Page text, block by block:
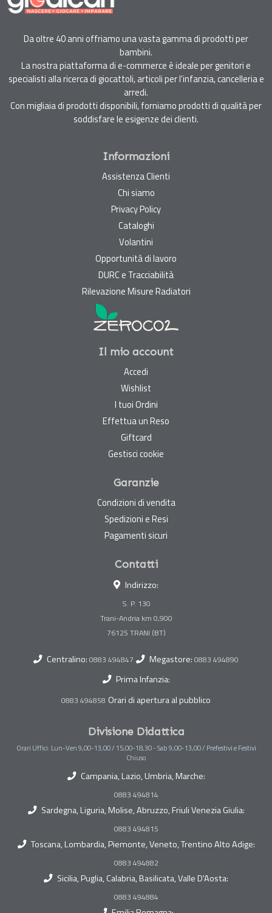
Da oltre 40 anni offriamo una vasta gamma di prodotti per
bambini.
La nostra piattaforma di e-commerce è ideale per genitori e
specialisti alla ricerca di giocattoli, articoli per l'infanzia, cancelleria e
arredi.
Con migliaia di prodotti disponibili, forniamo prodotti di qualità per
soddisfare le esigenze dei clienti.
Informazioni
Assistenza Clienti
Chi siamo
Privacy Policy
Cataloghi
Volantini
Opportunità di lavoro
DURC e Tracciabilità
Rilevazione Misure Radiatori
Il mio account
Accedi
Wishlist
I tuoi Ordini
Effettua un Reso
Giftcard
Gestisci cookie
Garanzie
Condizioni di vendita
Spedizioni e Resi
Pagamenti sicuri
Contatti
Indirizzo:
S. P. 130
Trani-Andria km 0,900
Centralino: 0883 494847 Megastore: 0883 494890
Prima Infanzia:
0883 494858 Orari di apertura al pubblico
Divisione Didattica
Orari Uffici: Lun-Ven 9,00-13,00 / 15,00-18,30 - Sab 9,00-13,00 / Prefestivi e Festivi
Chiuso
Campania, Lazio, Umbria, Marche:
0883 494814
Sardegna, Liguria, Molise, Abruzzo, Friuli Venezia Giulia:
0883 494815
Toscana, Lombardia, Piemonte, Veneto, Trentino Alto Adige:
0883 494882
Sicilia, Puglia, Calabria, Basilicata, Valle D'Aosta:
0883 494884